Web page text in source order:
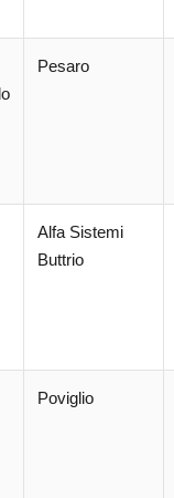
Pesaro
Alfa Sistemi
Buttrio
Poviglio